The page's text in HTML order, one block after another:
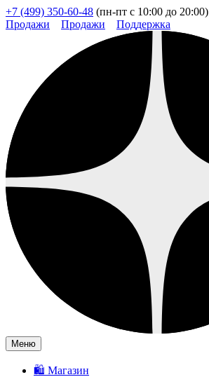
+7 (499) 350-60-48 (пн-пт с 10:00 до 20:00)
Продажи
Продажи Поддержка
Меню
🛍️ Магазин